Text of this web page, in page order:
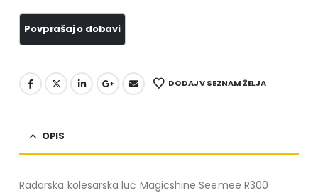
DODAJ V SEZNAM ŽELJA
OPIS
Radarska kolesarska luč Magicshine Seemee R300